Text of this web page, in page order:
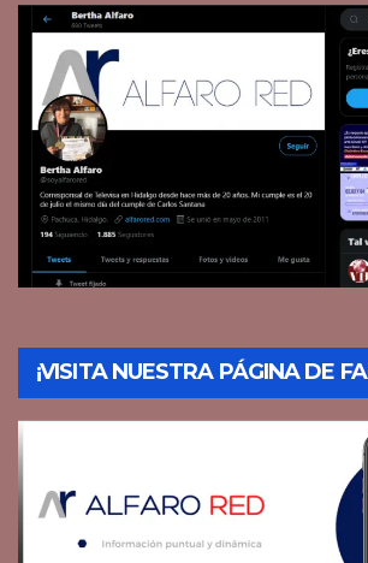
¡VISITA NUESTRA PÁGINA DE